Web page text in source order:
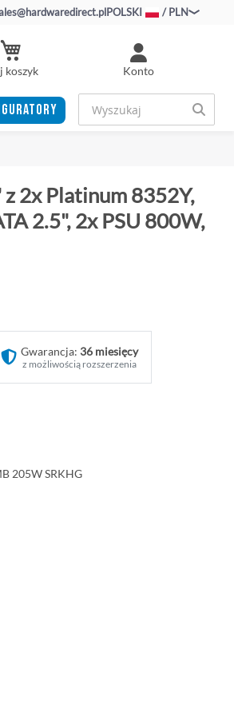
POLSKI / PLN
Konto
koszyk
2x Platinum 8352Y,
2.5", 2x PSU 800W,
Gwarancja: 36 miesięcy
z możliwością rozszerzenia
205W SRKHG